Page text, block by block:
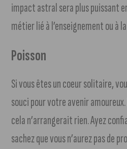
impact astral sera plus puissant
métier lié à l’enseignement ou à
Poisson
Si vous êtes un coeur solitaire,
souci pour votre avenir
cela n’arrangerait rien. Ayez
sachez que vous n’aurez pas de